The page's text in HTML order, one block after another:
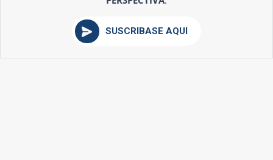
SUSCRÍBASE AQUÍ